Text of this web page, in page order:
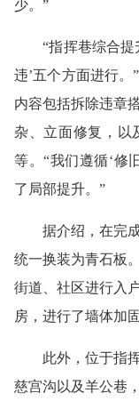
少。”
“指挥巷综合提
违’五个方面进行
内容包括拆除违章
杂、立面修复，以
等。“我们遵循‘修
了局部提升。”
据介绍，在完成
统一换装为青石板
街道、社区进行入
房，进行了墙体加
此外，位于指挥
慈宫沟以及羊公巷